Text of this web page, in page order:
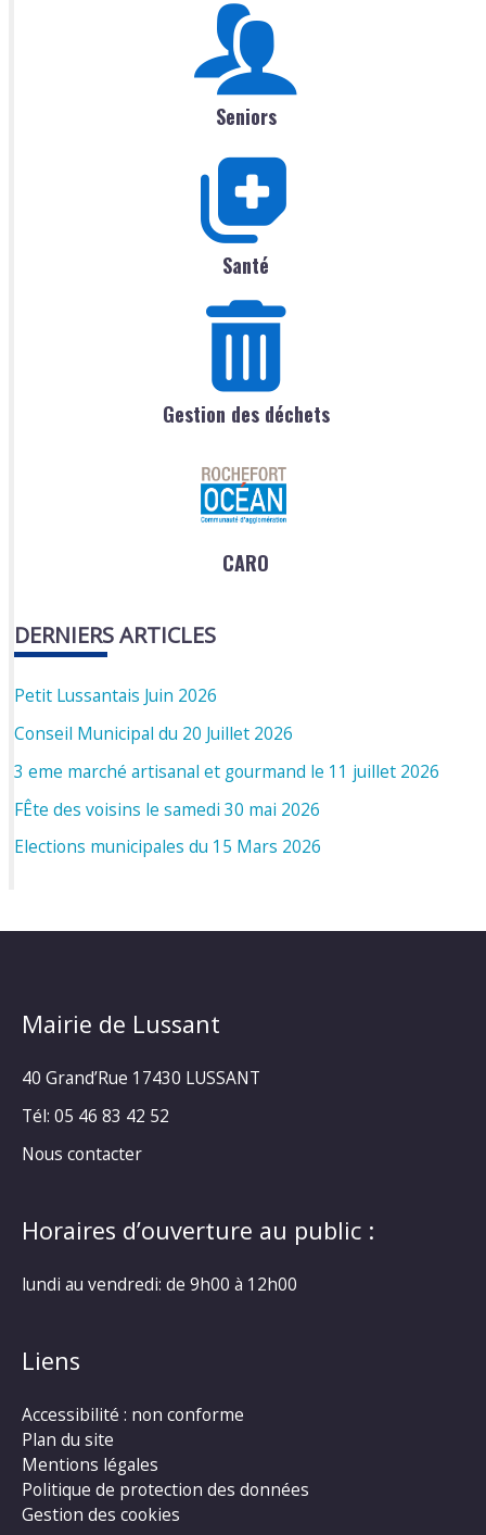
Seniors
Santé
Gestion des déchets
CARO
DERNIERS ARTICLES
Petit Lussantais Juin 2026
Conseil Municipal du 20 Juillet 2026
3 eme marché artisanal et gourmand le 11 juillet 2026
FÊte des voisins le samedi 30 mai 2026
Elections municipales du 15 Mars 2026
Mairie de Lussant
40 Grand’Rue 17430 LUSSANT
Tél: 05 46 83 42 52
Nous contacter
Horaires d’ouverture au public :
lundi au vendredi: de 9h00 à 12h00
Liens
Accessibilité : non conforme
Plan du site
Mentions légales
Politique de protection des données
Gestion des cookies